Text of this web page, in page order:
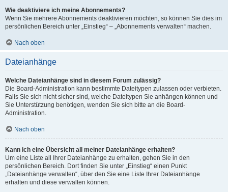
Wie deaktiviere ich meine Abonnements?
Wenn Sie mehrere Abonnements deaktivieren möchten, so können Sie dies im
persönlichen Bereich unter „Einstieg“ – „Abonnements verwalten“ machen.
Nach oben
Dateianhänge
Welche Dateianhänge sind in diesem Forum zulässig?
Die Board-Administration kann bestimmte Dateitypen zulassen oder verbieten.
Falls Sie sich nicht sicher sind, welche Dateitypen Sie anhängen können und
Sie Unterstützung benötigen, wenden Sie sich bitte an die Board-
Administration.
Nach oben
Kann ich eine Übersicht all meiner Dateianhänge erhalten?
Um eine Liste all Ihrer Dateianhänge zu erhalten, gehen Sie in den
persönlichen Bereich. Dort finden Sie unter „Einstieg“ einen Punkt
„Dateianhänge verwalten“, über den Sie eine Liste Ihrer Dateianhänge
erhalten und diese verwalten können.